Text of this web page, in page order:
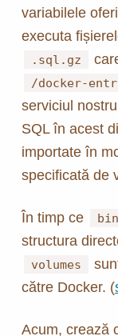
variabilele
executa
.sql.gz
/docker-
serviciul nostru
SQL în acest
importate în
specificată de
În timp ce
structura
volumes
către Docker. (
Acum, crează